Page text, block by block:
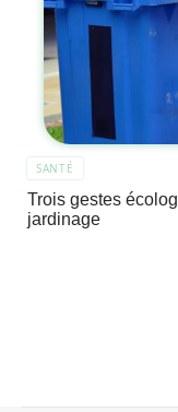
SANTÉ
Trois gestes
jardinage